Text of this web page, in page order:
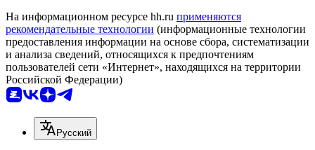
На информационном ресурсе hh.ru применяются
рекомендательные технологии (информационные технологии
предоставления информации на основе сбора, систематизации
и анализа сведений, относящихся к предпочтениям
пользователей сети «Интернет», находящихся на территории
Российской Федерации)
Русский